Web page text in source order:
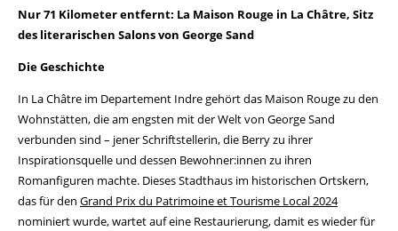
Nur 71 Kilometer entfernt: La Maison Rouge in La Châtre, Sitz
des literarischen Salons von George Sand
Die Geschichte
In La Châtre im Departement Indre gehört das Maison Rouge zu den
Wohnstätten, die am engsten mit der Welt von George Sand
verbunden sind – jener Schriftstellerin, die Berry zu ihrer
Inspirationsquelle und dessen Bewohner:innen zu ihren
Romanfiguren machte. Dieses Stadthaus im historischen Ortskern,
das für den Grand Prix du Patrimoine et Tourisme Local 2024
nominiert wurde, wartet auf eine Restaurierung, damit es wieder für